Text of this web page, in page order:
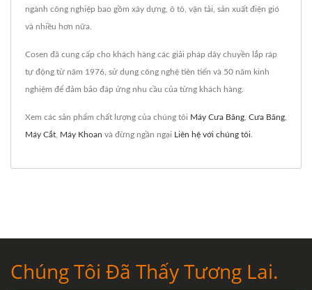
ngành công nghiệp bao gồm xây dựng, ô tô, vận tải, sản xuất điện gió
và nhiều hơn nữa.
Cosen đã cung cấp cho khách hàng các giải pháp dây chuyền lắp ráp
tự động từ năm 1976, sử dụng công nghệ tiên tiến và 50 năm kinh
nghiệm để đảm bảo đáp ứng nhu cầu của từng khách hàng.
Xem các sản phẩm chất lượng của chúng tôi Máy Cưa Băng Cưa Băng
Máy Cắt Máy Khoan và đừng ngần ngại Liên hệ với chúng tôi
Chúng Tôi Đã Thấy Tương Lai.